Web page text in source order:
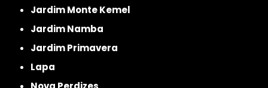
Jardim Monte Kemel
Jardim Namba
Jardim Primavera
Lapa